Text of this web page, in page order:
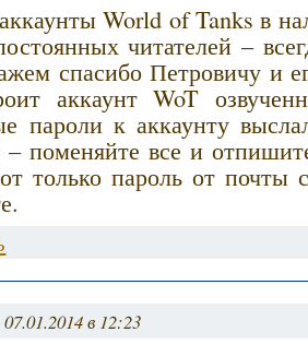
World of Tanks в
читателей –
спасибо Петровичу и
аккаунт WoT
пароли к аккаунту
поменяйте все и
только пароль от
07.01.2014 в 12:23